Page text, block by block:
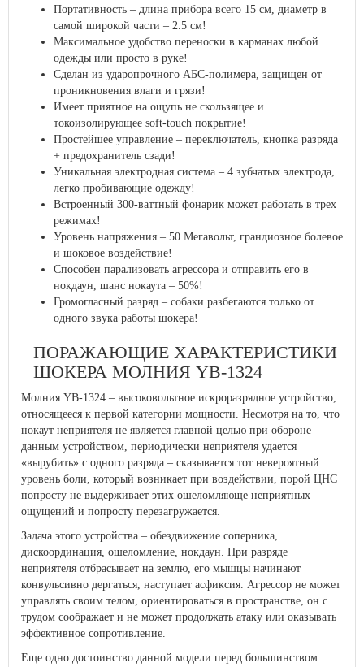
Портативность – длина прибора всего 15 см, диаметр в
самой широкой части – 2.5 см!
Максимальное удобство переноски в карманах любой
одежды или просто в руке!
Сделан из ударопрочного АБС-полимера, защищен от
проникновения влаги и грязи!
Имеет приятное на ощупь не скользящее и
токоизолирующее soft-touch покрытие!
Простейшее управление – переключатель, кнопка разряда
+ предохранитель сзади!
Уникальная электродная система – 4 зубчатых электрода,
легко пробивающие одежду!
Встроенный 300-ваттный фонарик может работать в трех
режимах!
Уровень напряжения – 50 Мегавольт, грандиозное болевое
и шоковое воздействие!
Способен парализовать агрессора и отправить его в
нокдаун, шанс нокаута – 50%!
Громогласный разряд – собаки разбегаются только от
одного звука работы шокера!
ПОРАЖАЮЩИЕ ХАРАКТЕРИСТИКИ
ШОКЕРА МОЛНИЯ YB-1324
Молния YB-1324 – высоковольтное искроразрядное устройство,
относящееся к первой категории мощности. Несмотря на то, что
нокаут неприятеля не является главной целью при обороне
данным устройством, периодически неприятеля удается
«вырубить» с одного разряда – сказывается тот невероятный
уровень боли, который возникает при воздействии, порой ЦНС
попросту не выдерживает этих ошеломляюще неприятных
ощущений и попросту перезагружается.
Задача этого устройства – обездвижение соперника,
дискоординация, ошеломление, нокдаун. При разряде
неприятеля отбрасывает на землю, его мышцы начинают
конвульсивно дергаться, наступает асфиксия. Агрессор не может
управлять своим телом, ориентироваться в пространстве, он с
трудом соображает и не может продолжать атаку или оказывать
эффективное сопротивление.
Еще одно достоинство данной модели перед большинством